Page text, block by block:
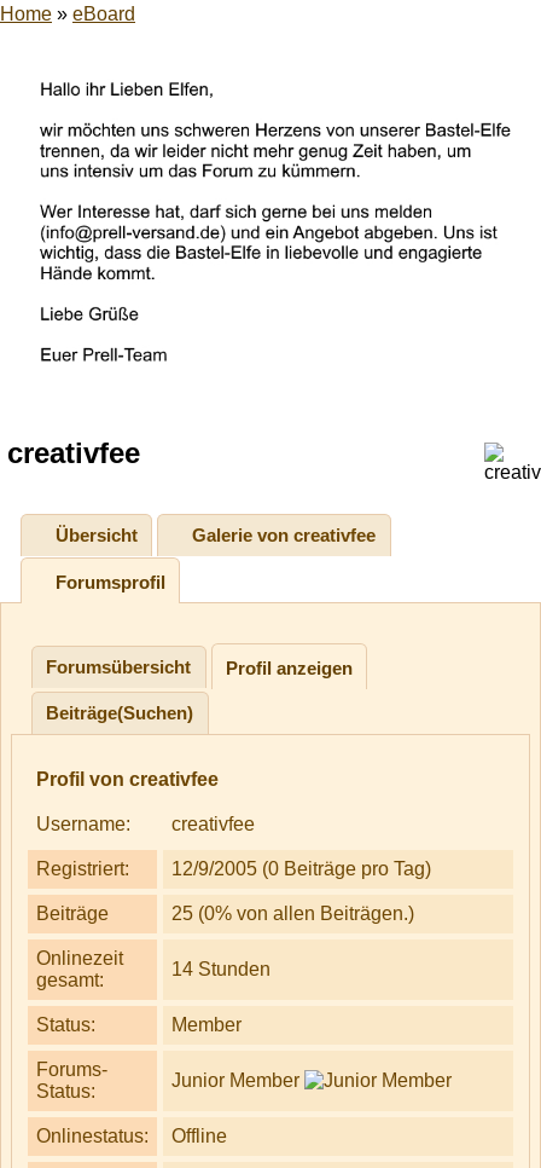
Home » eBoard
creativfee
Übersicht Galerie von creativfee
Forumsprofil
Forumsübersicht Profil anzeigen
Beiträge(Suchen)
Profil von creativfee
Username: creativfee
Registriert: 12/9/2005 (0 Beiträge pro Tag)
Beiträge 25 (0% von allen Beiträgen.)
Onlinezeit
gesamt:
14 Stunden
Status: Member
Forums-
Status:
Junior Member
Onlinestatus: Offline